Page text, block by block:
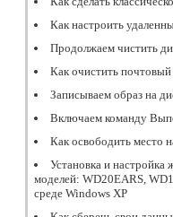
Как настроить
Продолжаем чистить
Как очистить
Записываем образ на
Включаем команду
Как освободить место
Установка и
моделей: WD20EARS,
среде Windows XP